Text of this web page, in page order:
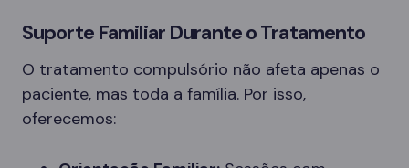
Suporte Familiar Durante o Tratamento
O tratamento compulsório não afeta apenas o
paciente, mas toda a família. Por isso,
oferecemos: